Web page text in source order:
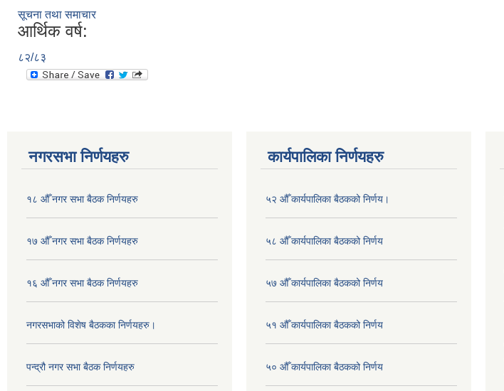
सूचना तथा समाचार
आर्थिक वर्ष:
८२/८३
नगरसभा निर्णयहरु
१८ औँ नगर सभा बैठक निर्णयहरु
१७ औँ नगर सभा बैठक निर्णयहरु
१६ औँ नगर सभा बैठक निर्णयहरु
नगरसभाको विशेष बैठकका निर्णयहरु।
पन्द्रौ नगर सभा बैठक निर्णयहरु
कार्यपालिका निर्णयहरु
५२ औँ कार्यपालिका बैठकको निर्णय।
५८ औँ कार्यपालिका बैठकको निर्णय
५७ औँ कार्यपालिका बैठकको निर्णय
५१ औँ कार्यपालिका बैठकको निर्णय
५० औँ कार्यपालिका बैठकको निर्णय